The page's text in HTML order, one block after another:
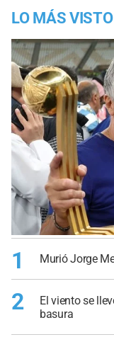
LO MÁS VISTO
1 Murió Jorge
2
El viento se
basura